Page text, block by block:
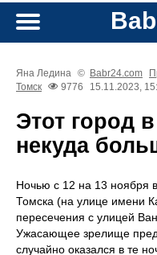
Яна Ледина © Babr24.com
Томск
9776 15.11.2023,
Этот город
некуда
Ночью с 12 на 13 ноября
Томска (на улице имени
пересечения с улицей
Ужасающее зрелище
случайно оказался в те